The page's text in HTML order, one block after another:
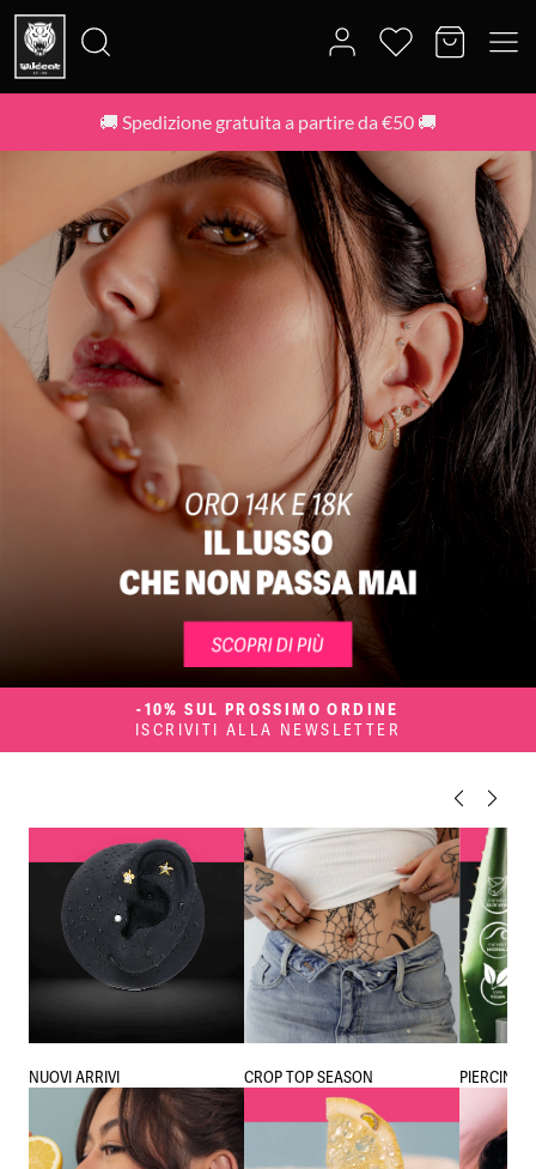
🚚 Spedizione gratuita a partire da €50 🚚
-10% SUL PROSSIMO ORDINE
ISCRIVITI ALLA NEWSLETTER
NUOVI ARRIVI CROP TOP SEASON PIERCING